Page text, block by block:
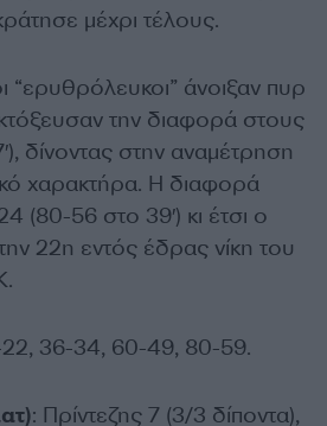
μέχρι τέλους.
“ερυθρόλευκοι” άνοιξαν πυρ
την διαφορά στους
δίνοντας στην αναμέτρηση
χαρακτήρα. Η διαφορά
(80-56 στο 39′) κι έτσι ο
22η εντός έδρας νίκη του
36-34, 60-49, 80-59.
: Πρίντεζης 7 (3/3 δίποντα),